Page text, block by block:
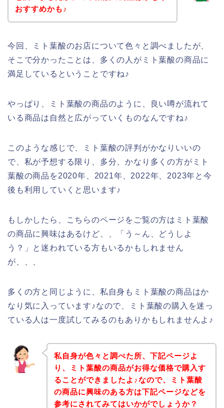
おすすめかも♪
今回、ミト葉酸のお店について色々と調べましたが、
そこで分かったことは、多くの人がミト葉酸の商品に
満足しているということですね♪
やっぱり、ミト葉酸の商品のように、良い噂が流れて
いる商品は自然と広がっていくものなんですね♪
このような感じで、ミト葉酸の評判がかなりいいの
で、私が予想する限り、多分、かなり多くの方がミト
葉酸の商品を2020年、2021年、2022年、2023年と今
後も利用していくと思います♪
もしかしたら、こちらのページをご覧の方はミト葉酸
の商品に興味はあるけど、、「う～ん、どうしよ
う？」と迷われている方もいるかもしれません
が、、、
多くの方と同じように、私自身もミト葉酸の商品はか
なり気に入っています♪なので、ミト葉酸の購入を迷っ
ている人は一度試してみるのもありかもしれませんよ♪
私自身が色々と調べた所、下記ページよ
り、ミト葉酸の商品がお得な価格で購入す
ることができましたよ♪なので、ミト葉酸
の商品に興味のある方は下記ページなどを
参考にされてみてはいかがでしょうか？